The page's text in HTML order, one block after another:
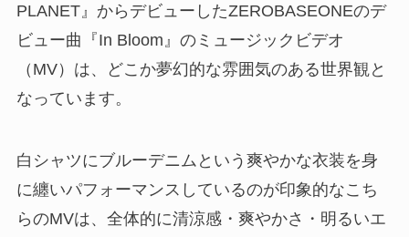
PLANET』からデビューしたZEROBASEONEのデ
ビュー曲『In Bloom』のミュージックビデオ
（MV）は、どこか夢幻的な雰囲気のある世界観と
なっています。
白シャツにブルーデニムという爽やかな衣装を身
に纏いパフォーマンスしているのが印象的なこち
らのMVは、全体的に清涼感・爽やかさ・明るいエ